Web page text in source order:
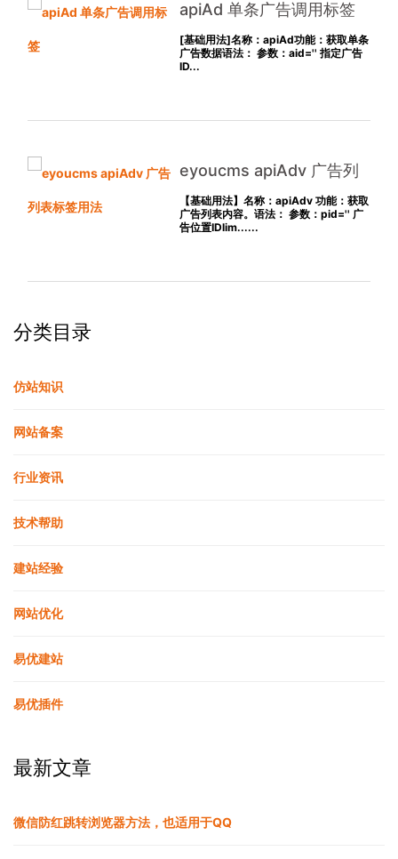
apiAd 单条广告调用标签
[基础用法]名称：apiAd功能：获取单条
广告数据语法： 参数：aid='' 指定广告
ID...
eyoucms apiAdv 广告列
表标签用法
【基础用法】名称：apiAdv 功能：获取
广告列表内容。语法： 参数：pid='' 广
告位置IDlim......
分类目录
仿站知识
网站备案
行业资讯
技术帮助
建站经验
网站优化
易优建站
易优插件
最新文章
微信防红跳转浏览器方法，也适用于QQ